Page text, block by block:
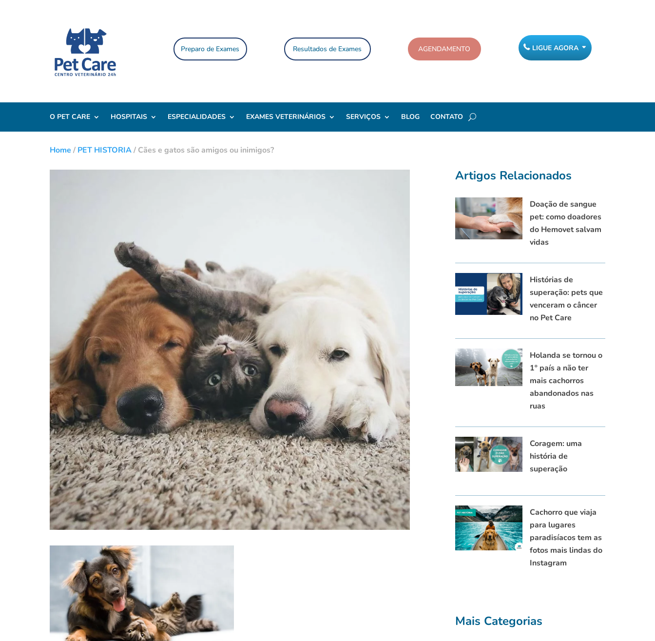
Preparo de Exames Resultados de Exames AGENDAMENTO LIGUE AGORA
O PET CARE HOSPITAIS ESPECIALIDADES EXAMES VETERINÁRIOS SERVIÇOS BLOG CONTATO
Home / PET HISTORIA/ Cães e gatos são amigos ou inimigos?
Artigos Relacionados
Doação de sangue
pet: como doadores
do Hemovet salvam
vidas
Histórias de
superação: pets que
venceram o câncer
no Pet Care
Holanda se tornou o
1º país a não ter
mais cachorros
abandonados nas
ruas
Coragem: uma
história de
superação
Cachorro que viaja
para lugares
paradisíacos tem as
fotos mais lindas do
Instagram
Mais Categorias